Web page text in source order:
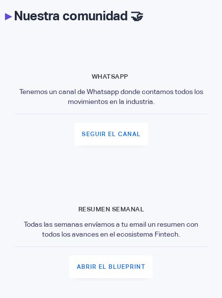
▸Nuestra comunidad 🤝
WHATSAPP
Tenemos un canal de Whatsapp donde contamos todos los
movimientos en la industria.
SEGUIR EL CANAL
RESUMEN SEMANAL
Todas las semanas envíamos a tu email un resumen con
todos los avances en el ecosistema Fintech.
ABRIR EL BLUEPRINT